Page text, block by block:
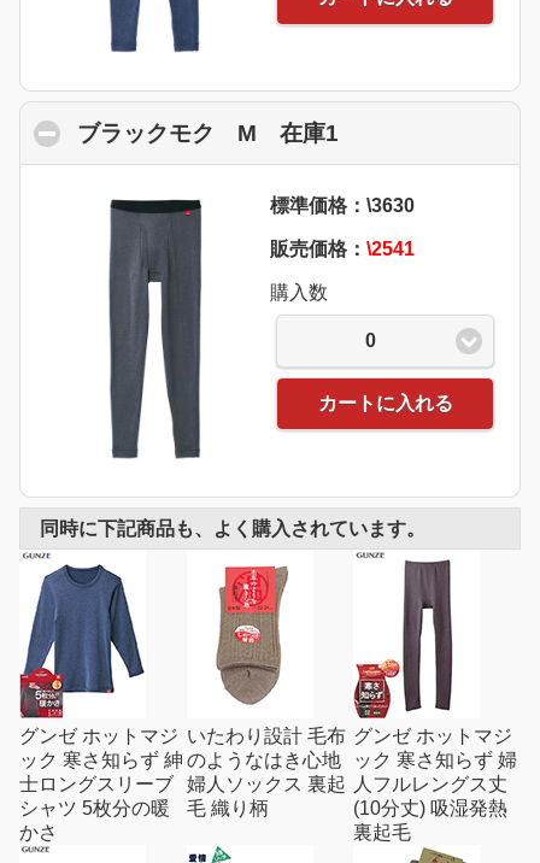
ブラックモク M 在庫1
標準価格：\3630
販売価格： \2541
購入数
0
カートに入れる
同時に下記商品も、よく購入されています。
グンゼ ホットマジ
ック 寒さ知らず 紳
士ロングスリーブ
シャツ 5枚分の暖
かさ
いたわり設計 毛布
のようなはき心地
婦人ソックス 裏起
毛 織り柄
グンゼ ホットマジ
ック 寒さ知らず 婦
人フルレングス丈
(10分丈) 吸湿発熱
裏起毛